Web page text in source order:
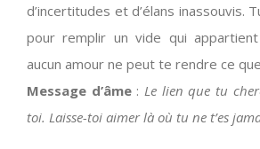
d’incertitudes et d’élans inassouvis.
pour remplir un vide qui appartient
aucun amour ne peut te rendre ce
Message d’âme: Le lien que tu
toi. Laisse-toi aimer là où tu ne t’es